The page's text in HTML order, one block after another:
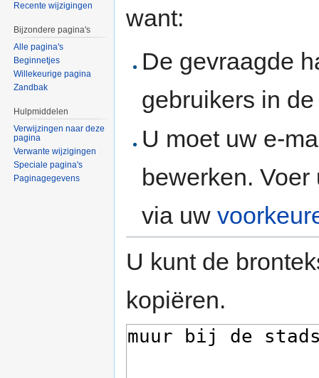
want:
De gevraagde
gebruikers in
U moet uw e-
bewerken.
via uw
U kunt de
kopiëren.
Recente wijzigingen
Bijzondere pagina's
Alle pagina's
Beginnetjes
Willekeurige pagina
Zandbak
Hulpmiddelen
Verwijzingen naar deze
pagina
Verwante wijzigingen
Speciale pagina's
Paginagegevens